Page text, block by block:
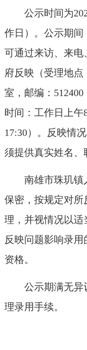
公示时间为
作日）。公示期间
可通过来访、来
府反映（受理地
室，邮编：512400
时间：工作日上午
17:30）。反映情
须提供真实姓名、
南雄市珠玑镇
保密，按规定对所
理，并视情况以
反映问题影响录
资格。
公示期满无异
理录用手续。